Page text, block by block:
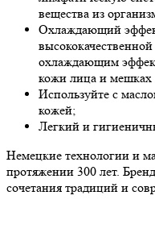
вещества из
Охлаждающий
охлаждающим
кожи лица и мешках
Используйте с
кожей;
Легкий и
Немецкие технологии и
протяжении 300 лет.
сочетания традиций и